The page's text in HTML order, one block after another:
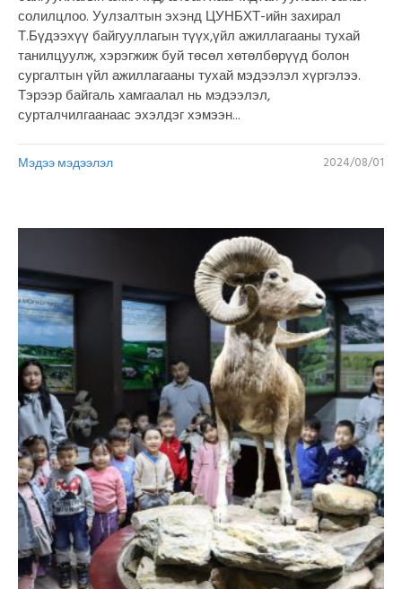
солилцлоо. Уулзалтын эхэнд ЦУНБХТ-ийн захирал
Т.Бүдээхүү байгууллагын түүх,үйл ажиллагааны тухай
танилцуулж, хэрэгжиж буй төсөл хөтөлбөрүүд болон
сургалтын үйл ажиллагааны тухай мэдээлэл хүргэлээ.
Тэрээр байгаль хамгаалал нь мэдээлэл,
сурталчилгаанаас эхэлдэг хэмээн...
2024/08/01
Мэдээ мэдээлэл